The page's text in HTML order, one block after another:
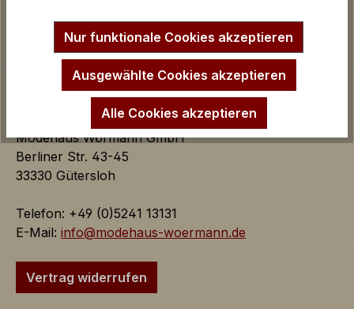
Startseite
Modehaus Wörmann GmbH
Berliner Str. 43-45
33330 Gütersloh
Telefon: +49 (0)5241 13131
E-Mail: info@modehaus-woermann.de
Vertrag widerrufen
Marketing Cookies dienen dazu Werbeanzeigen
auf der Webseite zielgerichtet und individuell über
mehrere Seitenaufrufe und Browsersitzungen zu
Google AdSense:
Das Cookie wird von Google
Werbungseffizienz auf der
Webseite verwendet.
Google Ads:
Das Google Conversion Tracking
Nur funktionale Cookies akzeptieren
Ausgewählte Cookies akzeptieren
Alle Cookies akzeptieren